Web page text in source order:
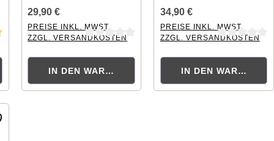
29,90 €
PREISE INKL. MWST.
ZZGL. VERSANDKOSTEN
IN DEN WARENKORB
34,90 €
PREISE INKL. MWST.
ZZGL. VERSANDKOSTEN
IN DEN